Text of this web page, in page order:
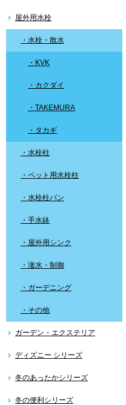
屋外用水栓
・水栓・散水
・KVK
・カクダイ
・TAKEMURA
・タカギ
・水栓柱
・ペット用水栓柱
・水栓柱パン
・手水鉢
・屋外用シンク
・潅水・制御
・ガーデニング
・その他
ガーデン・エクステリア
ディズニー シリーズ
冬のあったかシリーズ
冬の便利シリーズ